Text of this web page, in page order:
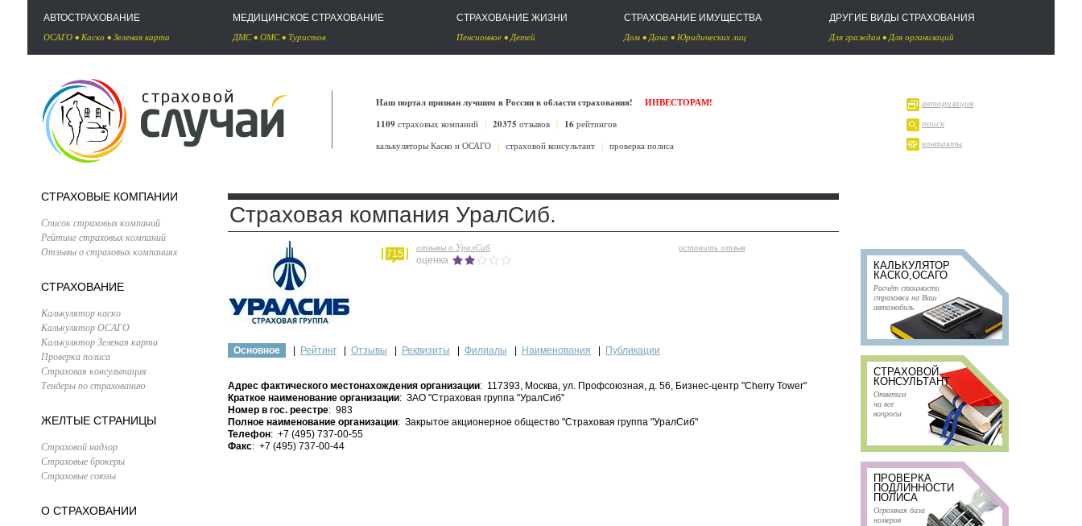
АВТОСТРАХОВАНИЕ
ОСАГО • Каско • Зеленая карта
МЕДИЦИНСКОЕ СТРАХОВАНИЕ
ДМС• ОМС• Туристов
СТРАХОВАНИЕ ЖИЗНИ
Пенсионное •Детей
СТРАХОВАНИЕ ИМУЩЕСТВА
Дом •Дача • Юридических лиц
ДРУГИЕ ВИДЫ СТРАХОВАНИЯ
Для граждан •Для организаций
Наш портал признан лучшим в России в области страхования!
ИНВЕСТОРАМ!
1109 страховых компаний | 20375 отзывов | 16 рейтингов
калькуляторы Каско и ОСАГО | страховой консультант | проверка полиса
авторизация
поиск
контакты
СТРАХОВЫЕ КОМПАНИИ
Список страховых компаний
Рейтинг страховых компаний
Отзывы о страховых компаниях
СТРАХОВАНИЕ
Калькулятор каско
Калькулятор ОСАГО
Калькулятор Зеленая карта
Проверка полиса
Страховая консультация
Тендеры по страхованию
ЖЕЛТЫЕ СТРАНИЦЫ
Страховой надзор
Страховые брокеры
Страховые союзы
О СТРАХОВАНИИ
Страховая компания УралСиб.
715
отзывы о УралСиб
оценка
оставить отзыв
Основное Рейтинг Отзывы Реквизиты Филиалы Наименования Публикации
Адрес фактического местонахождения организации: 117393, Москва, ул. Профсоюзная, д. 56, Бизнес-центр "Cherry Tower"
Краткое наименование организации: ЗАО "Страховая группа "УралСиб"
Номер в гос. реестре: 983
Полное наименование организации: Закрытое акционерное общество "Страховая группа "УралСиб"
Телефон: +7 (495) 737-00-55
Факс: +7 (495) 737-00-44
КАЛЬКУЛЯТОР
КАСКО,ОСАГО
Расчёт стоимости
страховки на Ваш
автомобиль
СТРАХОВОЙ
КОНСУЛЬТАНТ
Ответим
на все
вопросы
ПРОВЕРКА
ПОДЛИННОСТИ
ПОЛИСА
Огромная база
номеров